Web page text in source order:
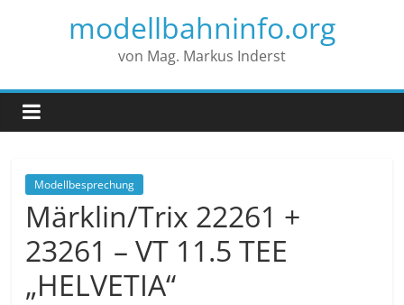
modellbahninfo.org
von Mag. Markus Inderst
Modellbesprechung
Märklin/Trix 22261 +
23261 – VT 11.5 TEE
„HELVETIA“